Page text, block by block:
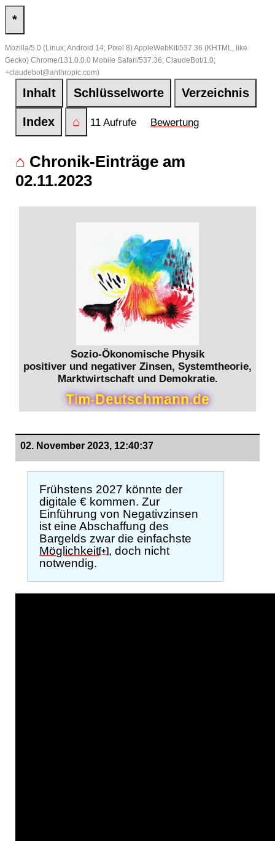
*
Mozilla/5.0 (Linux; Android 14; Pixel 8) AppleWebKit/537.36 (KHTML, like
Gecko) Chrome/131.0.0.0 Mobile Safari/537.36; ClaudeBot/1.0;
+claudebot@anthropic.com)
Inhalt Schlüsselworte Verzeichnis
Index ⌂ 11 Aufrufe Bewertung
⌂ Chronik-Einträge am
02.11.2023
Sozio-Ökonomische Physik
positiver und negativer Zinsen, Systemtheorie,
Marktwirtschaft und Demokratie.
Tim-Deutschmann.de
02. November 2023, 12:40:37
Frühstens 2027 könnte der
digitale € kommen. Zur
Einführung von Negativzinsen
ist eine Abschaffung des
Bargelds zwar die einfachste
Möglichkeit[+] , doch nicht
notwendig.